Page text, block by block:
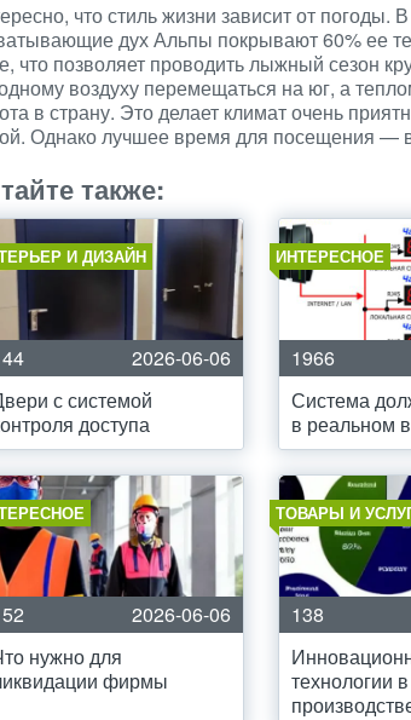
что стиль жизни зависит от
дух Альпы покрывают 60% ее
что позволяет проводить лыжный сезон
воздуху перемещаться на юг, а
в страну. Это делает климат очень
Однако лучшее время для посещения —
также:
И ДИЗАЙН
2026-06-06
с системой
доступа
ИНТЕРЕСНОЕ
1966
Система
в реальном
2026-06-06
нужно для
фирмы
ТОВАРЫ И
138
технологии в